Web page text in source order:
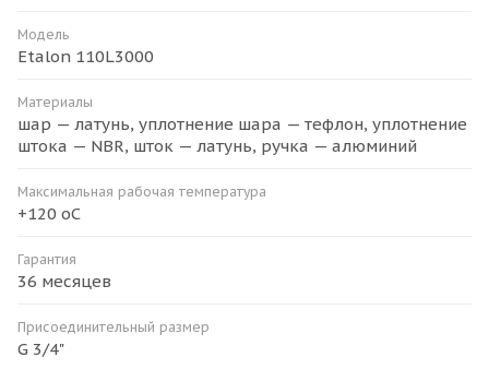
Модель
Etalon 110L3000
Материалы
шар — латунь, уплотнение шара — тефлон, уплотнение
штока — NBR, шток — латунь, ручка — алюминий
Максимальная рабочая температура
+120 оС
Гарантия
36 месяцев
Присоединительный размер
G 3/4"